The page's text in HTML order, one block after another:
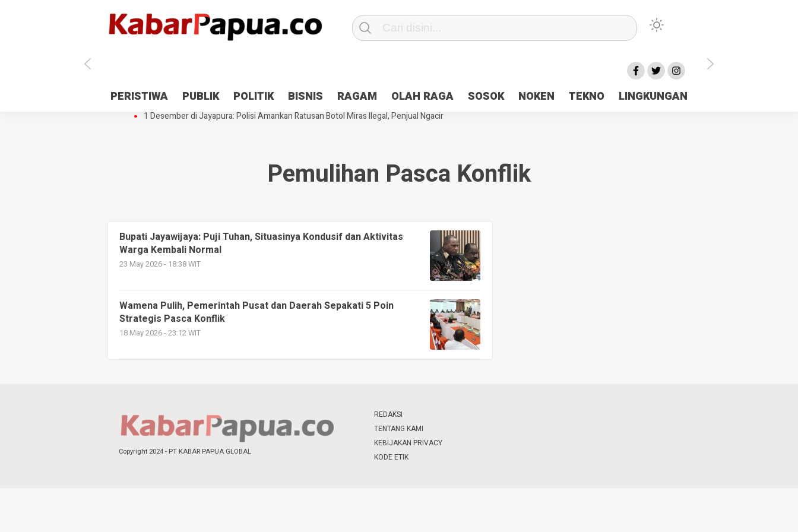
PERISTIWA PUBLIK POLITIK BISNIS RAGAM OLAH RAGA SOSOK NOKEN TEKNO LINGKUNGAN
Antisipasi 1 Desember, TNI Polri Patroli 2×24 jam di Kota Jayapura
Pesan Sejuk Polri di Deklarasi Pemilu Ceria Tanah Papua
Gedung Perpustakaan SMPN 5 Sentani Terbakar
Hibah Pilkada Jayapura Cair 10 Persen, Deposit Kas Daerah Rp23 Miliar Disorot
1 Desember di Jayapura: Polisi Amankan Ratusan Botol Miras Ilegal, Penjual Ngacir
Pemulihan Pasca Konflik
Bupati Jayawijaya: Puji Tuhan, Situasinya Kondusif dan Aktivitas
Warga Kembali Normal
23 May 2026 - 18:38 WIT
Wamena Pulih, Pemerintah Pusat dan Daerah Sepakati 5 Poin
Strategis Pasca Konflik
18 May 2026 - 23:12 WIT
Copyright 2024 - PT KABAR PAPUA GLOBAL
REDAKSI
TENTANG KAMI
KEBIJAKAN PRIVACY
KODE ETIK